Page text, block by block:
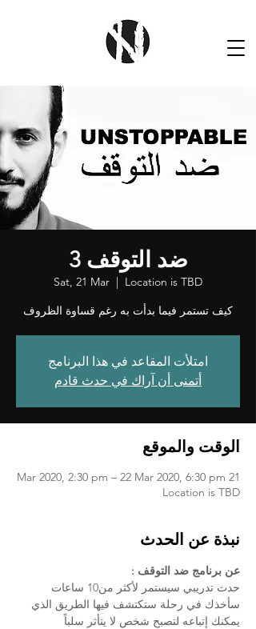
ضد التوقف 3
Sat, 21 Mar
  |
Location is TBD
كيف تستمر فيما بدأت به رغم قساوة الظروف
امتلأت المقاعد في هذا البرنامج
أتمنى أن آراك في حدث قادم
الوقت والموقع
21 Mar 2020, 2:30 pm – 22 Mar 2020, 6:30 pm
Location is TBD
نبذة عن الحدث
عن برنامج ضد التوقف :
حدث تدريبي سيستمر لأكثر من10 ساعات
سأخذك في رحلة ستكتشف فيها الطريق الذي
يمكنك إتباعه لتصبح شخص لا يتأثر سلباً